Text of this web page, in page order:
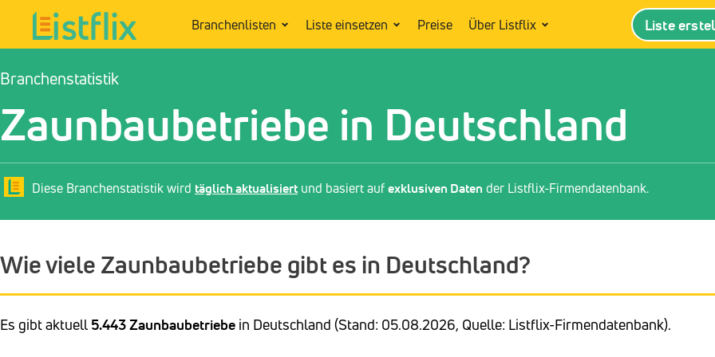
Branchenlisten Liste einsetzen Preise Über Listflix Liste
Branchenstatistik
Zaunbaubetriebe in Deutschland
Diese Branchenstatistik wird täglich aktualisiert und basiert aufexklusiven Daten der Listflix-Firmendatenbank.
Wie viele Zaunbaubetriebe gibt es in Deutschland?
Es gibt aktuell 5.443 Zaunbaubetriebe in Deutschland (Stand: 05.08.2026, Quelle: Listflix-Firmendatenbank).